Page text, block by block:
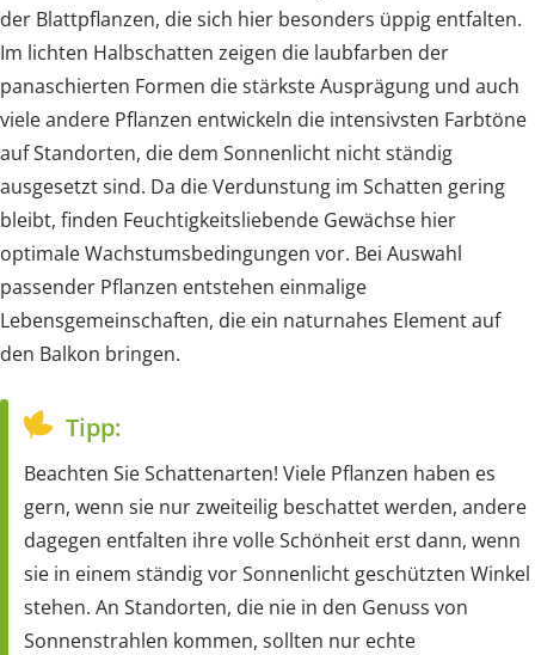
der Blattpflanzen, die sich hier besonders üppig entfalten.
Im lichten Halbschatten zeigen die laubfarben der
panaschierten Formen die stärkste Ausprägung und auch
viele andere Pflanzen entwickeln die intensivsten Farbtöne
auf Standorten, die dem Sonnenlicht nicht ständig
ausgesetzt sind. Da die Verdunstung im Schatten gering
bleibt, finden Feuchtigkeitsliebende Gewächse hier
optimale Wachstumsbedingungen vor. Bei Auswahl
passender Pflanzen entstehen einmalige
Lebensgemeinschaften, die ein naturnahes Element auf
den Balkon bringen.
Tipp:
Beachten Sie Schattenarten! Viele Pflanzen haben es
gern, wenn sie nur zweiteilig beschattet werden, andere
dagegen entfalten ihre volle Schönheit erst dann, wenn
sie in einem ständig vor Sonnenlicht geschützten Winkel
stehen. An Standorten, die nie in den Genuss von
Sonnenstrahlen kommen, sollten nur echte